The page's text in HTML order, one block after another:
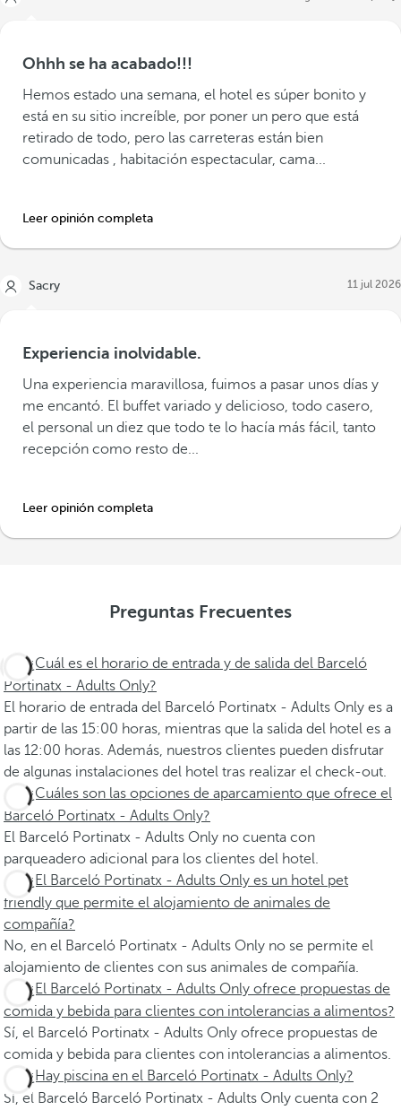
Ohhh se ha acabado!!!
Hemos estado una semana, el hotel es súper bonito y
está en su sitio increíble, por poner un pero que está
retirado de todo, pero las carreteras están bien
comunicadas , habitación espectacular, cama...
Leer opinión completa
Sacry 11 jul 2026
Experiencia inolvidable.
Una experiencia maravillosa, fuimos a pasar unos días y
me encantó. El buffet variado y delicioso, todo casero,
el personal un diez que todo te lo hacía más fácil, tanto
recepción como resto de...
Leer opinión completa
Preguntas Frecuentes
¿Cuál es el horario de entrada y de salida del Barceló
Portinatx - Adults Only?
El horario de entrada del Barceló Portinatx - Adults Only es a
partir de las 15:00 horas, mientras que la salida del hotel es a
las 12:00 horas. Además, nuestros clientes pueden disfrutar
de algunas instalaciones del hotel tras realizar el check-out.
¿Cuáles son las opciones de aparcamiento que ofrece el
Barceló Portinatx - Adults Only?
El Barceló Portinatx - Adults Only no cuenta con
parqueadero adicional para los clientes del hotel.
¿El Barceló Portinatx - Adults Only es un hotel pet
friendly que permite el alojamiento de animales de
compañía?
No, en el Barceló Portinatx - Adults Only no se permite el
alojamiento de clientes con sus animales de compañía.
¿El Barceló Portinatx - Adults Only ofrece propuestas de
comida y bebida para clientes con intolerancias a alimentos?
Sí, el Barceló Portinatx - Adults Only ofrece propuestas de
comida y bebida para clientes con intolerancias a alimentos.
¿Hay piscina en el Barceló Portinatx - Adults Only?
Sí, el Barceló Barceló Portinatx - Adults Only cuenta con 2